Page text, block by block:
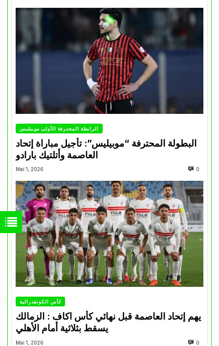
الرابطة المحترفة الأولى موبيليس
البطولة المحترفة “موبيليس”: تأجيل مباراة إتحاد
العاصمة وأتلتيك بارادو
Mai 1, 2026 0
كأس الكونفدرالية
يهم إتحاد العاصمة قبل نهائي كأس اكاف : الزمالك
Mai 1, 2026 0